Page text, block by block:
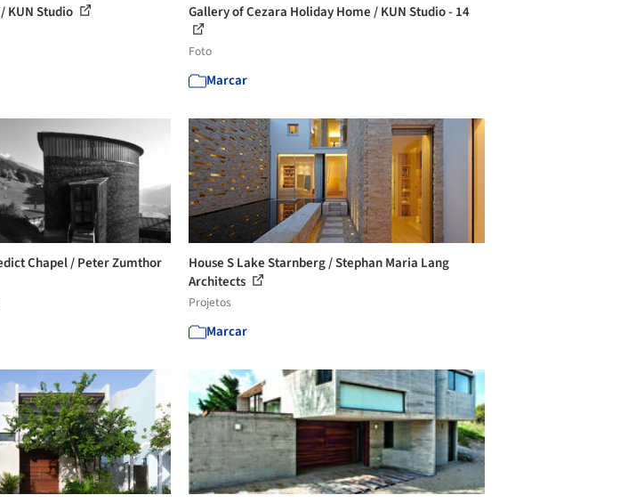
KUN Studio Gallery of Cezara Holiday Home / KUN Studio - 14
Foto
Marcar
Chapel / Peter Zumthor
House S Lake Starnberg / Stephan Maria Lang
Architects
Projetos
Marcar